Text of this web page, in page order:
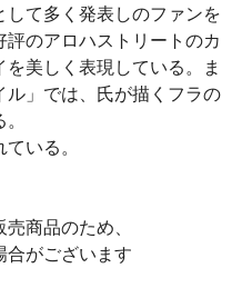
して多く発表しのファンを
のアロハストリートのカ
美しく表現している。ま
ル」では、氏が描くフラの
いる。
商品のため、
合がございます